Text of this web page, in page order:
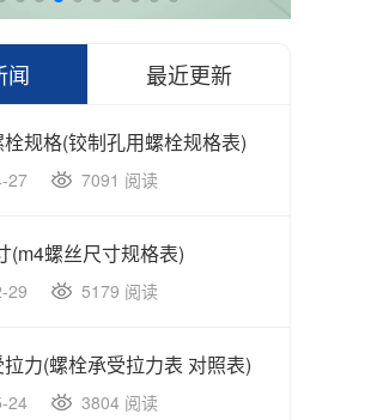
闻 最近更新
规格(铰制孔用螺栓规格表)
27 7091 阅读
(m4螺丝尺寸规格表)
29 5179 阅读
力(螺栓承受拉力表 对照表)
24 3804 阅读